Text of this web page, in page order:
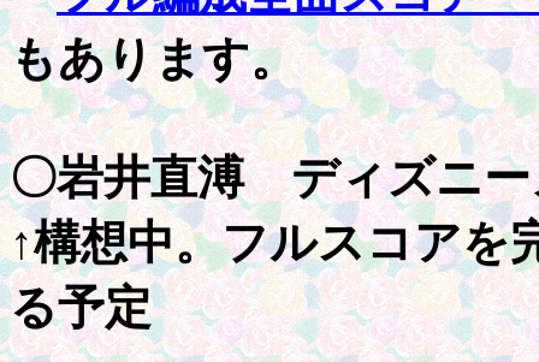
もあります。
〇岩井直溥 ディズニー
↑構想中。フルスコアを
る予定